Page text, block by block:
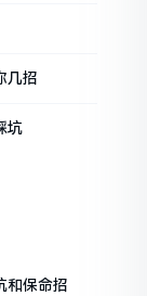
几招
坑
和保命招